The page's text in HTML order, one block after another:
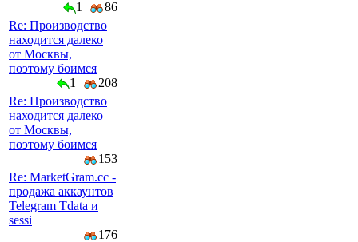
1
86
Re: Производство
находится далеко
от Москвы,
поэтому боимся
1
208
Re: Производство
находится далеко
от Москвы,
поэтому боимся
153
Re: MarketGram.cc -
продажа аккаунтов
Telegram Tdata и
sessi
176